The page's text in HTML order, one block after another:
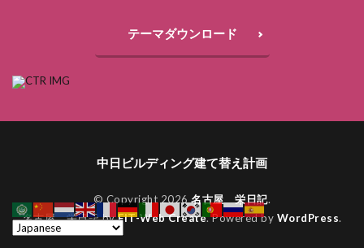
テーマダウンロード
中日ビルディング建て替え計画
© Copyright 2026名古屋 栄日記.
名古屋 栄日記 byFIT-Web Create. Powered by WordPress.